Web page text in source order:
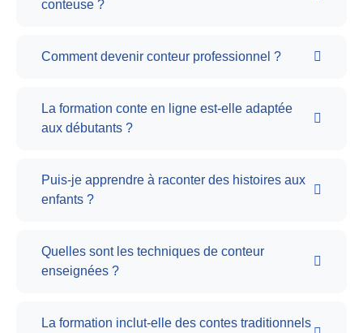
conteuse ?
Comment devenir conteur professionnel ?
La formation conte en ligne est-elle adaptée
aux débutants ?
Puis-je apprendre à raconter des histoires aux
enfants ?
Quelles sont les techniques de conteur
enseignées ?
La formation inclut-elle des contes traditionnels